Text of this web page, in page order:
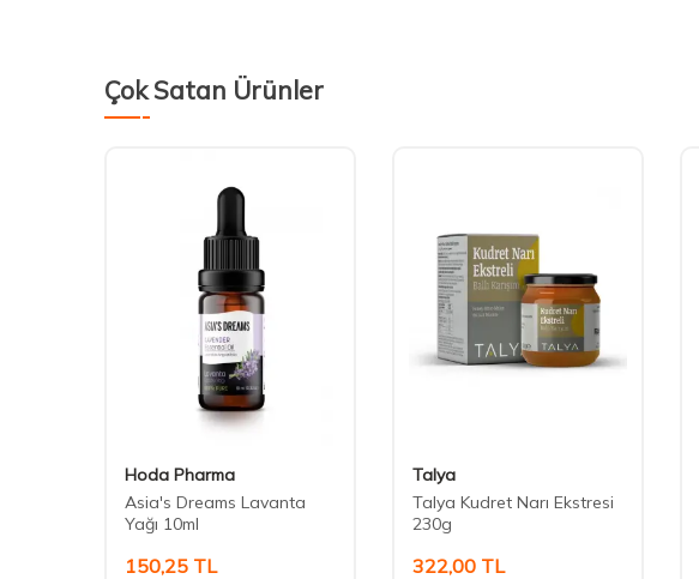
Çok Satan Ürünler
Hoda Pharma
Asia's Dreams Lavanta
Yağı 10ml
150,25 TL
Talya
Talya Kudret Narı Ekstresi
230g
322,00 TL